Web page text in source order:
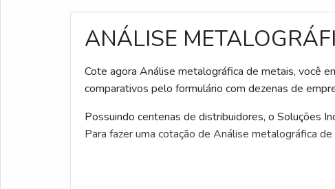
ANÁLISE
Cote agora Análise metalográfica de metais, você
comparativos pelo formulário com dezenas de
Possuindo centenas de distribuidores, o Soluções
Para fazer uma cotação de Análise metalográfica